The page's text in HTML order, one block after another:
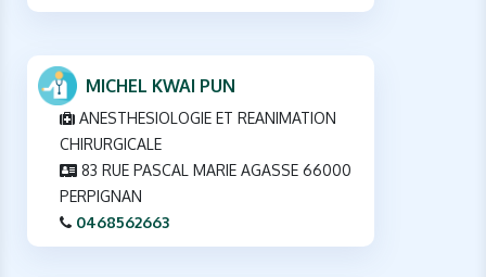
MICHEL KWAI PUN
ANESTHESIOLOGIE ET REANIMATION
CHIRURGICALE
83 RUE PASCAL MARIE AGASSE 66000
PERPIGNAN
0468562663